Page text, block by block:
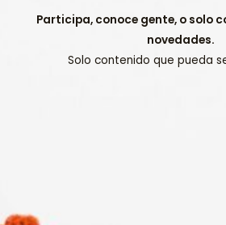
Participa, conoce gente, o solo
novedades.
Solo contenido que pueda